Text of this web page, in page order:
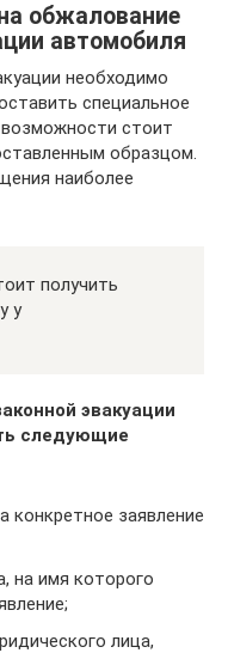
обжалование
автомобиля
необходимо
специальное
возможности стоит
образцом.
наиболее
получить
у
эвакуации
следующие
конкретное заявление
на имя которого
лица,